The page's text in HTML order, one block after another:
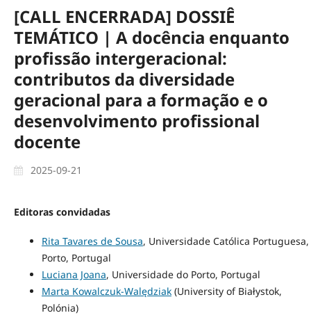
[CALL ENCERRADA] DOSSIÊ
TEMÁTICO | A docência enquanto
profissão intergeracional:
contributos da diversidade
geracional para a formação e o
desenvolvimento profissional
docente
2025-09-21
Editoras convidadas
Rita Tavares de Sousa, Universidade Católica Portuguesa,
Porto, Portugal
Luciana Joana, Universidade do Porto, Portugal
Marta Kowalczuk-Walędziak(University of Białystok,
Polónia)